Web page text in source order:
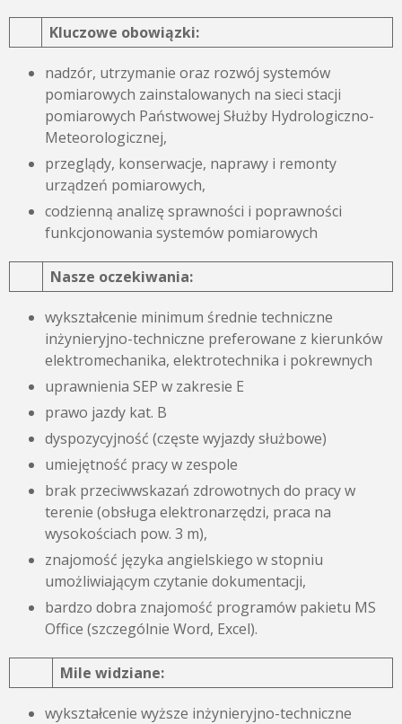
Kluczowe obowiązki:
nadzór, utrzymanie oraz rozwój systemów
pomiarowych zainstalowanych na sieci stacji
pomiarowych Państwowej Służby Hydrologiczno-
Meteorologicznej,
przeglądy, konserwacje, naprawy i remonty
urządzeń pomiarowych,
codzienną analizę sprawności i poprawności
funkcjonowania systemów pomiarowych
Nasze oczekiwania:
wykształcenie minimum średnie techniczne
inżynieryjno-techniczne preferowane z kierunków
elektromechanika, elektrotechnika i pokrewnych
uprawnienia SEP w zakresie E
prawo jazdy kat. B
dyspozycyjność (częste wyjazdy służbowe)
umiejętność pracy w zespole
brak przeciwwskazań zdrowotnych do pracy w
terenie (obsługa elektronarzędzi, praca na
wysokościach pow. 3 m),
znajomość języka angielskiego w stopniu
umożliwiającym czytanie dokumentacji,
bardzo dobra znajomość programów pakietu MS
Office (szczególnie Word, Excel).
Mile widziane:
wykształcenie wyższe inżynieryjno-techniczne